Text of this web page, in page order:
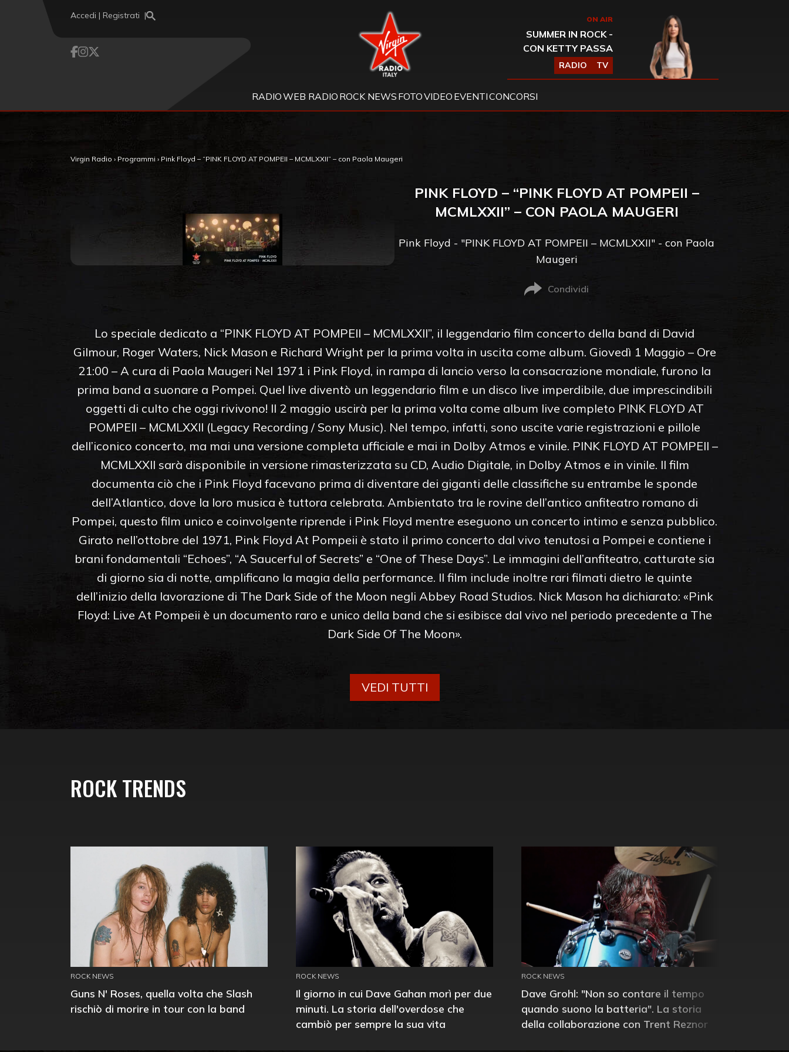
Accedi | Registrati Virgin Radio ON AIR
SUMMER IN ROCK -
CON KETTY PASSA
RADIO TV
RADIOWEB RADIO ROCK NEWS FOTOVIDEO EVENTICONCORSI
Virgin Radio › Programmi › Pink Floyd – “PINK FLOYD AT POMPEII – MCMLXXII” – con Paola Maugeri
PINK FLOYD – “PINK FLOYD AT POMPEII –
MCMLXXII” – CON PAOLA MAUGERI
Pink Floyd - "PINK FLOYD AT POMPEII – MCMLXXII" - con Paola
Maugeri
Condividi
Lo speciale dedicato a “PINK FLOYD AT POMPEII – MCMLXXII”, il leggendario film concerto della band di David
Gilmour, Roger Waters, Nick Mason e Richard Wright per la prima volta in uscita come album. Giovedì 1 Maggio – Ore
21:00 – A cura di Paola Maugeri Nel 1971 i Pink Floyd, in rampa di lancio verso la consacrazione mondiale, furono la
prima band a suonare a Pompei. Quel live diventò un leggendario film e un disco live imperdibile, due imprescindibili
oggetti di culto che oggi rivivono! Il 2 maggio uscirà per la prima volta come album live completo PINK FLOYD AT
POMPEII – MCMLXXII (Legacy Recording / Sony Music). Nel tempo, infatti, sono uscite varie registrazioni e pillole
dell’iconico concerto, ma mai una versione completa ufficiale e mai in Dolby Atmos e vinile. PINK FLOYD AT POMPEII –
MCMLXXII sarà disponibile in versione rimasterizzata su CD, Audio Digitale, in Dolby Atmos e in vinile. Il film
documenta ciò che i Pink Floyd facevano prima di diventare dei giganti delle classifiche su entrambe le sponde
dell’Atlantico, dove la loro musica è tuttora celebrata. Ambientato tra le rovine dell’antico anfiteatro romano di
Pompei, questo film unico e coinvolgente riprende i Pink Floyd mentre eseguono un concerto intimo e senza pubblico.
Girato nell’ottobre del 1971, Pink Floyd At Pompeii è stato il primo concerto dal vivo tenutosi a Pompei e contiene i
brani fondamentali “Echoes”, “A Saucerful of Secrets” e “One of These Days”. Le immagini dell’anfiteatro, catturate sia
di giorno sia di notte, amplificano la magia della performance. Il film include inoltre rari filmati dietro le quinte
dell’inizio della lavorazione di The Dark Side of the Moon negli Abbey Road Studios. Nick Mason ha dichiarato: «Pink
Floyd: Live At Pompeii è un documento raro e unico della band che si esibisce dal vivo nel periodo precedente a The
Dark Side Of The Moon».
VEDI TUTTI
ROCK TRENDS
ROCK NEWS
Guns N' Roses, quella volta che Slash
rischiò di morire in tour con la band
ROCK NEWS
Il giorno in cui Dave Gahan morì per due
minuti. La storia dell'overdose che
cambiò per sempre la sua vita
ROCK NEWS
Dave Grohl: "Non so contare il tempo
quando suono la batteria". La storia
della collaborazione con Trent Reznor